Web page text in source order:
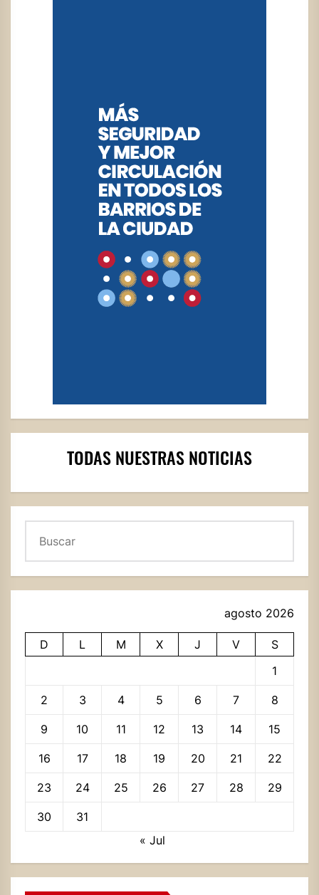
TODAS NUESTRAS NOTICIAS
agosto 2026
D L M X J V
S
1
2 3 4 5 6 7 8
9 10 11 12 13 14 15
16 17 18 19 20 21 22
23 24 25 26 27 28 29
30
31
« Jul